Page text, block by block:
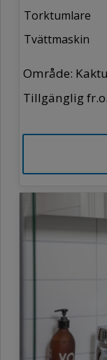
Torktumlare
Tvättmaskin
Område:
Tillgänglig